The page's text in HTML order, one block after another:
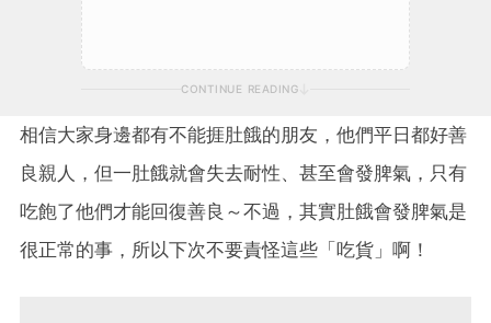
CONTINUE READING
相信大家身邊都有不能捱肚餓的朋友，他們平日都好善
良親人，但一肚餓就會失去耐性、甚至會發脾氣，只有
吃飽了他們才能回復善良～不過，其實肚餓會發脾氣是
很正常的事，所以下次不要責怪這些「吃貨」啊！